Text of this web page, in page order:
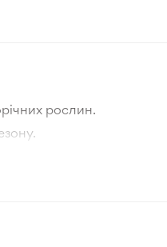
рослин.
товара та